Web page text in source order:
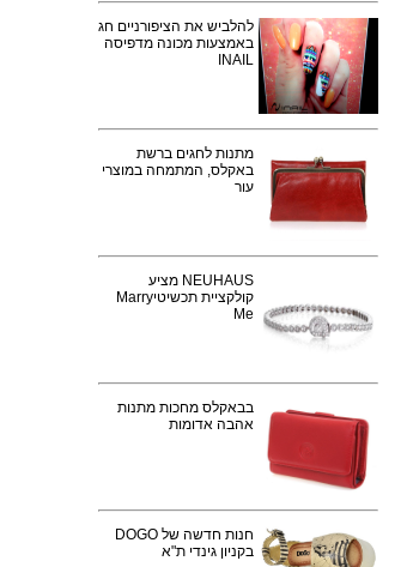
להלביש את הציפורניים חג
באמצעות מכונה מדפיסה
INAIL
מתנות לחגים ברשת
באקלס, המתמחה במוצרי
עור
NEUHAUS מציע
קולקציית תכשיטיMarry
Me
בבאקלס מחכות מתנות
אהבה אדומות
חנות חדשה של DOGO
בקניון גינדי ת"א